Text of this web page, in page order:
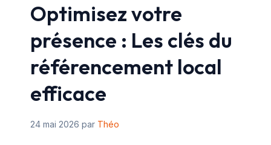
Optimisez votre
présence : Les clés du
référencement local
efficace
24 mai 2026 par Théo